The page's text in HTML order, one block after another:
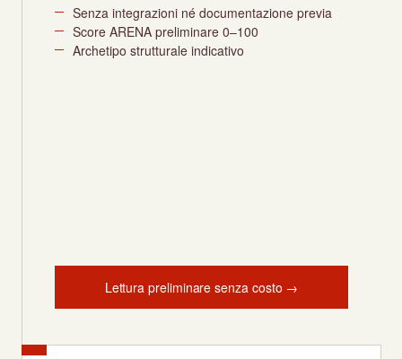
Senza integrazioni né documentazione previa
Score ARENA preliminare 0–100
Archetipo strutturale indicativo
Lettura preliminare senza costo →